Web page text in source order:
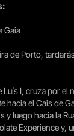
Gaia
de Porto,
Luís I, cruza por el
hacia el Cais de
y luego hacia la
Experience y,